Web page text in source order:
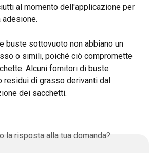
al momento dell'applicazione per
adesione.
buste sottovuoto non abbiano un
o simili, poiché ciò compromette
Alcuni fornitori di buste
residui di grasso derivanti dal
dei sacchetti.
la risposta alla tua domanda?